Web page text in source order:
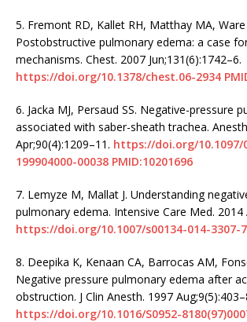
5. Fremont RD, Kallet RH, Matthay MA, Ware
Postobstructive pulmonary edema: a case
mechanisms. Chest. 2007 Jun;131(6):1742–6.
https://doi.org/10.1378/chest.06-2934
6. Jacka MJ, Persaud SS. Negative-pressure
associated with saber-sheath trachea.
Apr;90(4):1209–11. https://doi.org/10.1097/
199904000-00038 PMID:10201696
7. Lemyze M, Mallat J. Understanding
pulmonary edema. Intensive Care Med. 2014
https://doi.org/10.1007/s00134-014-3307-7
8. Deepika K, Kenaan CA, Barrocas AM,
Negative pressure pulmonary edema after
obstruction. J Clin Anesth. 1997
https://doi.org/10.1016/S0952-